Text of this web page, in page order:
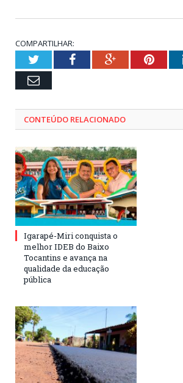
COMPARTILHAR:
TwitterFacebookGoogle+
Email
CONTEÚDO RELACIONADO
Igarapé-Miri conquista o
melhor IDEB do Baixo
Tocantins e avança na
qualidade da educação
pública